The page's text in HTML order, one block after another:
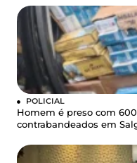
POLICIAL
Homem é preso com
contrabandeados em